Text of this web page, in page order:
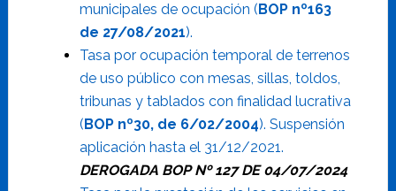
municipales de ocupación (BOP nº163
de 27/08/2021).
Tasa por ocupación temporal de terrenos
de uso público con mesas, sillas, toldos,
tribunas y tablados con finalidad lucrativa
(BOP nº30, de 6/02/2004). Suspensión
aplicación hasta el 31/12/2021.
DEROGADA BOP Nº 127 DE 04/07/2024